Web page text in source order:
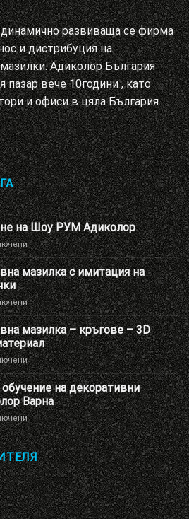
развиваща се фирма
и дистрибуция на
Адиколор България
пазар вече 10години , като
и офиси в цяла България.
на Шоу РУМ Адиколор
за
Ново
брандиране
на
Шоу
РУМ
Адиколор
мазилка с имитация на
за
Нова
декоративна
мазилка
с
имитация
на
перлени
тухлички
мазилка – кръгове – 3D
за
Нова
декоративна
мазилка
–
кръгове
–
3D
ефект
с
VELE
материал
на декоративни
Варна
за
Презентация
и
обучение
на
декоративни
мазилки
Адиколор
Варна